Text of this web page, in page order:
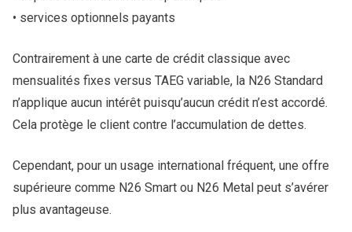
• services optionnels payants
Contrairement à une carte de crédit classique avec
mensualités fixes versus TAEG variable, la N26 Standard
n’applique aucun intérêt puisqu’aucun crédit n’est accordé.
Cela protège le client contre l’accumulation de dettes.
Cependant, pour un usage international fréquent, une offre
supérieure comme N26 Smart ou N26 Metal peut s’avérer
plus avantageuse.